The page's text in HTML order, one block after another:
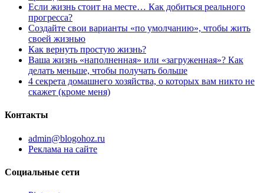
Если жизнь стоит на месте… Как добиться реального
прогресса?
Создайте свои варианты «по умолчанию», чтобы жить
своей жизнью
Как вернуть простую жизнь?
Ваша жизнь «наполненная» или «загруженная»? Как
делать меньше, чтобы получать больше
4 секрета домашнего хозяйства, о которых вам никто не
скажет (кроме меня)
Контакты
admin@blogohoz.ru
Реклама на сайте
Социальные сети